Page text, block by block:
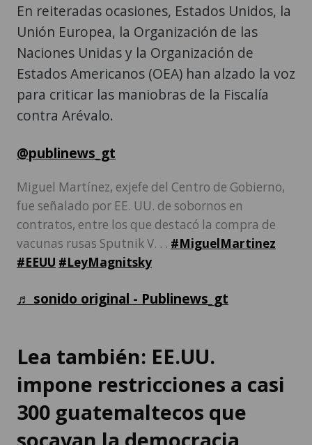
En reiteradas ocasiones, Estados Unidos, la
Unión Europea, la Organización de las
Naciones Unidas y la Organización de
Estados Americanos (OEA) han alzado la voz
para criticar las maniobras de la Fiscalía
contra Arévalo.
@publinews_gt
Miguel Martínez, exjefe del Centro de Gobierno,
fue señalado por EE. UU. de sobornos en
contratos, entre los que destacó la compra de
vacunas rusas Sputnik V. . . #MiguelMartinez
#EEUU #LeyMagnitsky
♬ sonido original - Publinews_gt
Lea también: EE.UU.
impone restricciones a casi
300 guatemaltecos que
socavan la democracia